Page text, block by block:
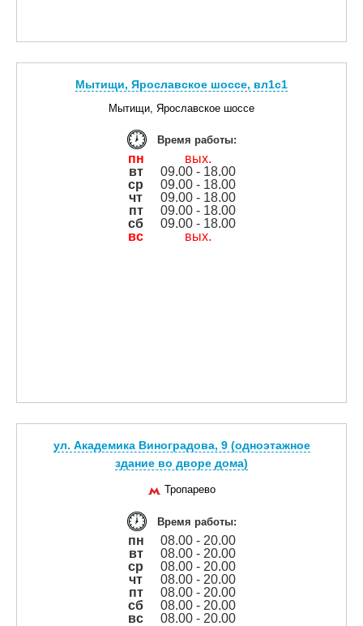
Мытищи, Ярославское шоссе, вл1с1
Мытищи, Ярославское шоссе
Время работы:
пн
вых.
вт
09.00 - 18.00
ср
09.00 - 18.00
чт
09.00 - 18.00
пт
09.00 - 18.00
сб
09.00 - 18.00
вс
вых.
ул. Академика Виноградова, 9 (одноэтажное
здание во дворе дома)
Тропарево
Время работы:
пн
08.00 - 20.00
вт
08.00 - 20.00
ср
08.00 - 20.00
чт
08.00 - 20.00
пт
08.00 - 20.00
сб
08.00 - 20.00
вс
08.00 - 20.00